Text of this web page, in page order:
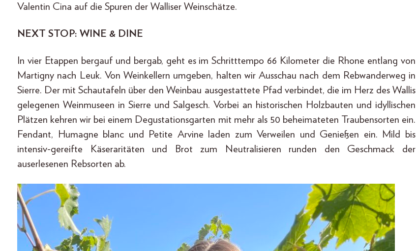
Valentin Cina auf die Spuren der Walliser Weinschätze.
NEXT STOP: WINE & DINE
In vier Etappen bergauf und bergab, geht es im Schritttempo 66 Kilometer die Rhone entlang von
Martigny nach Leuk. Von Weinkellern umgeben, halten wir Ausschau nach dem Rebwanderweg in
Sierre. Der mit Schautafeln über den Weinbau ausgestattete Pfad verbindet, die im Herz des Wallis
gelegenen Weinmuseen in Sierre und Salgesch. Vorbei an historischen Holzbauten und idyllischen
Plätzen kehren wir bei einem Degustationsgarten mit mehr als 50 beheimateten Traubensorten ein.
Fendant, Humagne blanc und Petite Arvine laden zum Verweilen und Genießen ein. Mild bis
intensiv-gereifte Käseraritäten und Brot zum Neutralisieren runden den Geschmack der
auserlesenen Rebsorten ab.